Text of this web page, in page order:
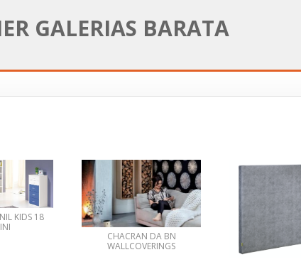
GALERIAS BARATA
KIDS 18
CHACRAN DA BN
WALLCOVERINGS